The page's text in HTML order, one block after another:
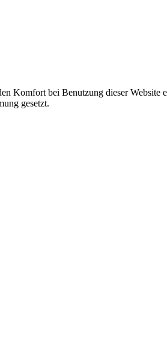
Komfort bei Benutzung dieser Website
gesetzt.